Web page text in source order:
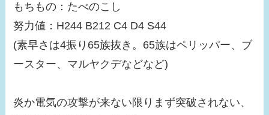
もちもの：たべのこし
努力値：H244 B212 C4 D4 S44
(素早さは4振り65族抜き。65族はペリッパー、ブ
ースター、マルヤクデなどなど)
炎か電気の攻撃が来ない限りまず突破されない、